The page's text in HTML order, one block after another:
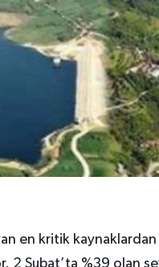
en kritik
2 Şubat’ta %39 olan